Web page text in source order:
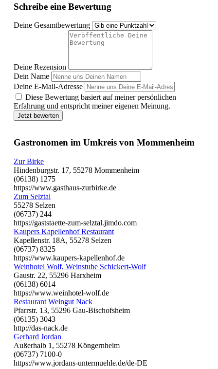
Schreibe eine Bewertung
Deine Gesamtbewertung
Deine Rezension
Dein Name
Deine E-Mail-Adresse
Diese Bewertung basiert auf meiner persönlichen
Erfahrung und entspricht meiner eigenen Meinung.
Jetzt bewerten
Gastronomen im Umkreis von Mommenheim
Zur Birke
Hindenburgstr. 17, 55278 Mommenheim
(06138) 1275
https://www.gasthaus-zurbirke.de
Zum Selztal
55278 Selzen
(06737) 244
https://gaststaette-zum-selztal.jimdo.com
Kaupers Kapellenhof Restaurant
Kapellenstr. 18A, 55278 Selzen
(06737) 8325
https://www.kaupers-kapellenhof.de
Weinhotel Wolf, Weinstube Schickert-Wolf
Gaustr. 22, 55296 Harxheim
(06138) 6014
https://www.weinhotel-wolf.de
Restaurant Weingut Nack
Pfarrstr. 13, 55296 Gau-Bischofsheim
(06135) 3043
http://das-nack.de
Gerhard Jordan
Außerhalb 1, 55278 Köngernheim
(06737) 7100-0
https://www.jordans-untermuehle.de/de-DE